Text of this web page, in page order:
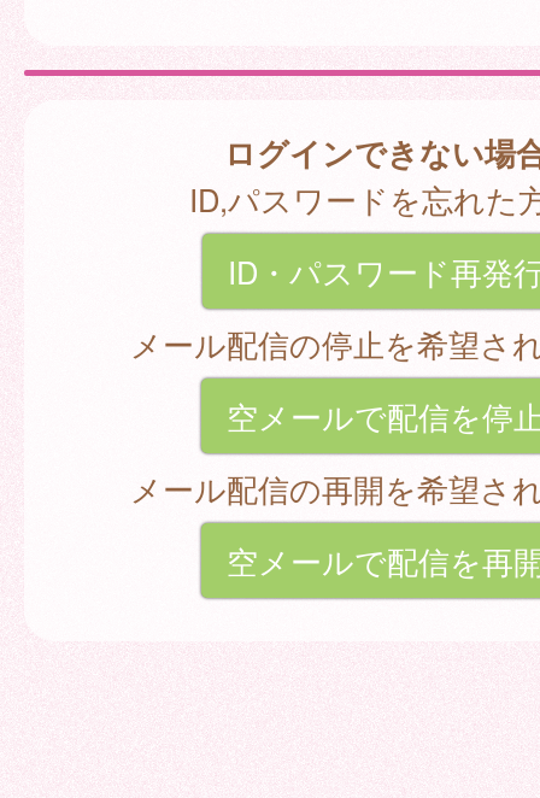
ログインできない場
ID,パスワードを忘れた
ID・パスワード再発
メール配信の停止を希望さ
空メールで配信を停
メール配信の再開を希望さ
空メールで配信を再